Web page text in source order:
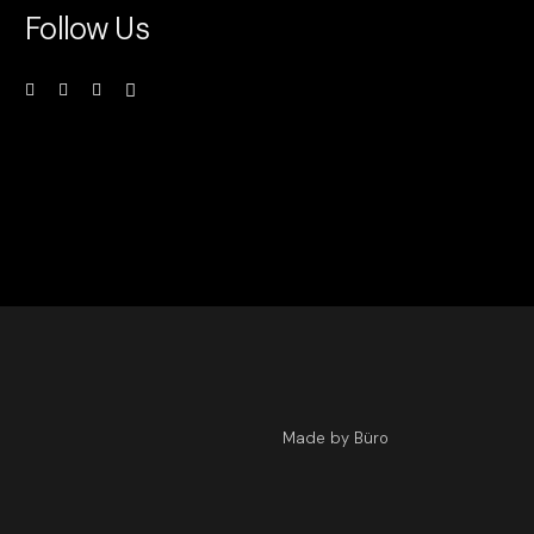
Follow Us
Made by Büro